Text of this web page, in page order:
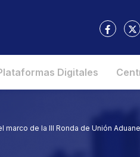
Digitales
de la III Ronda de Unión